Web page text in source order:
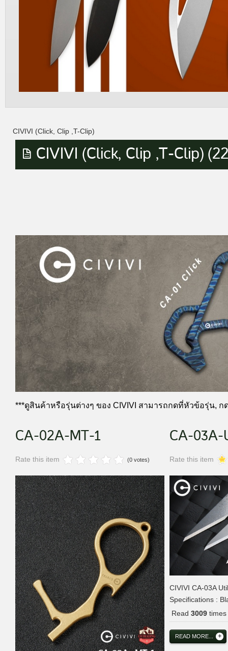
CIVIVI (Click, Clip ,T-Clip)
CIVIVI (Click, Clip ,T-Clip)
***ดูสินค้าหรือรุ่นต่างๆ ของ CIVIVI สามารถกดที่หัวข้อรุ่น, ก
CA-02A-MT-1
Rate this item (0 votes)
CA-03A-
Rate this item
CIVIVI CA-03A
Specifications :
Read3009 times
READ MORE...